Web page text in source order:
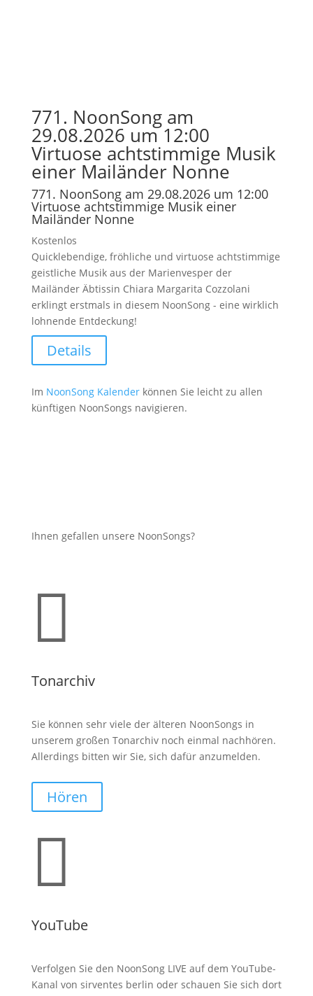
771. NoonSong am
29.08.2026 um 12:00
Virtuose achtstimmige Musik
einer Mailänder Nonne
771. NoonSong am 29.08.2026 um 12:00
Virtuose achtstimmige Musik einer
Mailänder Nonne
Kostenlos
Quicklebendige, fröhliche und virtuose achtstimmige
geistliche Musik aus der Marienvesper der
Mailänder Äbtissin Chiara Margarita Cozzolani
erklingt erstmals in diesem NoonSong - eine wirklich
lohnende Entdeckung!
Details
Im NoonSong Kalenderkönnen Sie leicht zu allen
künftigen NoonSongs navigieren.
Ihnen gefallen unsere NoonSongs?

Tonarchiv
Sie können sehr viele der älteren NoonSongs in
unserem großen Tonarchiv noch einmal nachhören.
Allerdings bitten wir Sie, sich dafür anzumelden.
Hören

YouTube
Verfolgen Sie den NoonSong LIVE auf dem YouTube-
Kanal von sirventes berlin oder schauen Sie sich dort